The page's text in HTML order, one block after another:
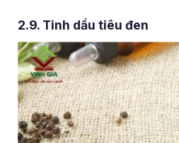
2.9. Tinh dầu tiêu đen